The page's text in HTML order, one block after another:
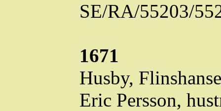
SE/RA/55203/
1671
Husby,
Eric Persson,